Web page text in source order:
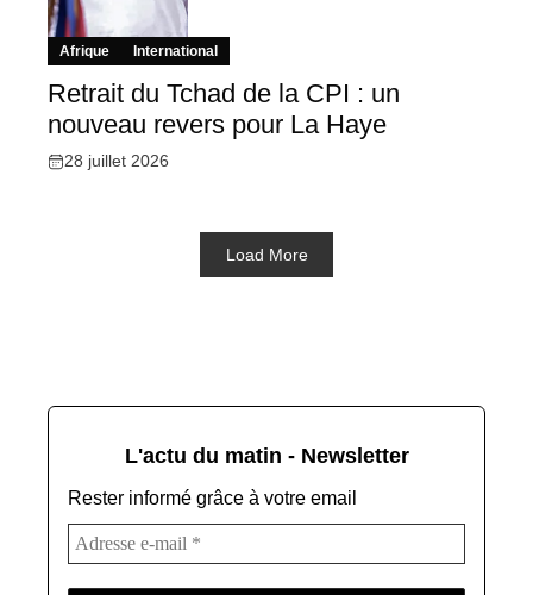
Afrique International
Retrait du Tchad de la CPI : un
nouveau revers pour La Haye
28 juillet 2026
Load More
L'actu du matin - Newsletter
Rester informé grâce à votre email